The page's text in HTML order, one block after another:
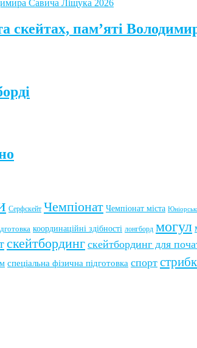
скейтах, пам’яті
Серфскейт Чемпіонат Чемпіонат міста
координаційні здібності лонгборд могул
скейтбординг скейтбординг для
спеціальна фізична підготовка спорт